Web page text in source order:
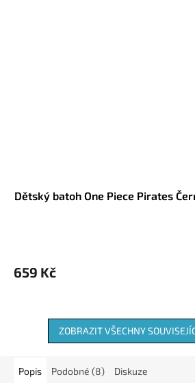
Dětský batoh One Piece Pirates
659 Kč
ZOBRAZIT VŠECHNY
Popis Podobné (8) Diskuze